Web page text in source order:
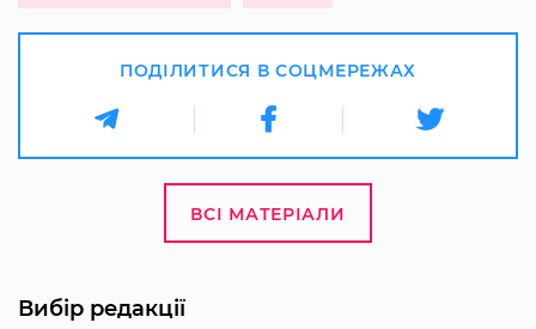
ПОДІЛИТИСЯ В СОЦМЕРЕЖАХ
ВСІ МАТЕРІАЛИ
Вибір редакції